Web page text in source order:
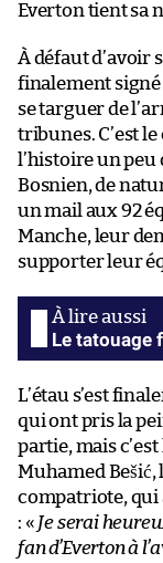
Everton tient sa
À défaut d’avoir
finalement signé
se targuer de
tribunes. C’est
l’histoire un peu
Bosnien, de
un mail aux 92
Manche, leur
supporter leur
Le tatouage
L’étau s’est
qui ont pris la
partie, mais
Muhamed Bešić,
compatriote, qui
: « Je serai
fan d’Everton à